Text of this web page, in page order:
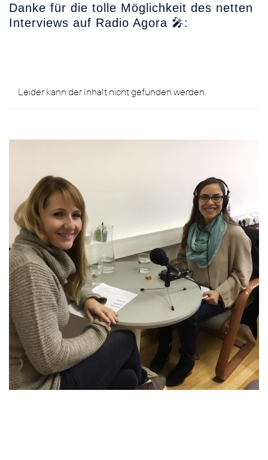
Danke für die tolle Möglichkeit des netten
Interviews auf Radio Agora 🎤: